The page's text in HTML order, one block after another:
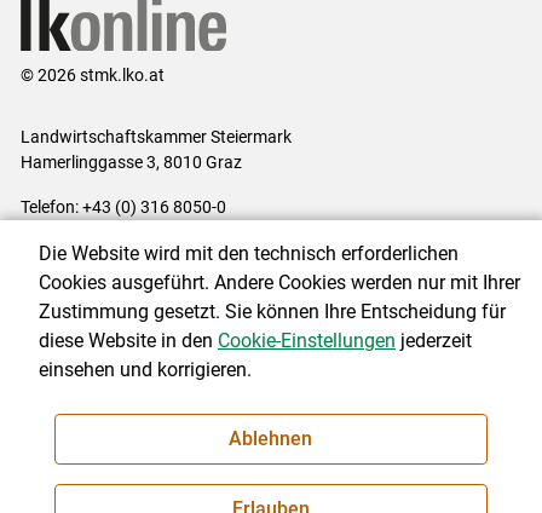
© 2026 stmk.lko.at
Landwirtschaftskammer Steiermark
Hamerlinggasse 3, 8010 Graz
Telefon: +43 (0) 316 8050-0
Impressum|Kontakt|Datenschutzerklärung|Barrierefreiheit|
Cookie-Einstellungen
NEWSLETTER
Die Website wird mit den technisch erforderlichen
Cookies ausgeführt. Andere Cookies werden nur mit Ihrer
Zustimmung gesetzt. Sie können Ihre Entscheidung für
diese Website in den Cookie-Einstellungen jederzeit
einsehen und korrigieren.
Ablehnen